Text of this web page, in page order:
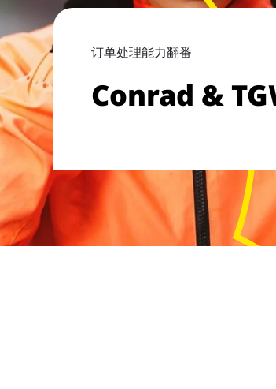
订单处理能力翻番
Conrad &